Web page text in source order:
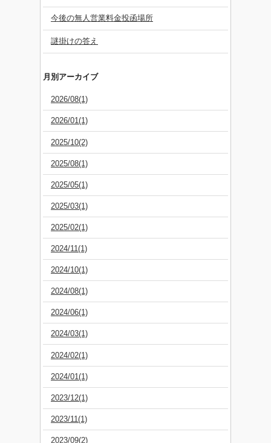
今後の無人営業料金投函場所
謎掛けの答え
月別アーカイブ
2026/08(1)
2026/01(1)
2025/10(2)
2025/08(1)
2025/05(1)
2025/03(1)
2025/02(1)
2024/11(1)
2024/10(1)
2024/08(1)
2024/06(1)
2024/03(1)
2024/02(1)
2024/01(1)
2023/12(1)
2023/11(1)
2023/09(2)